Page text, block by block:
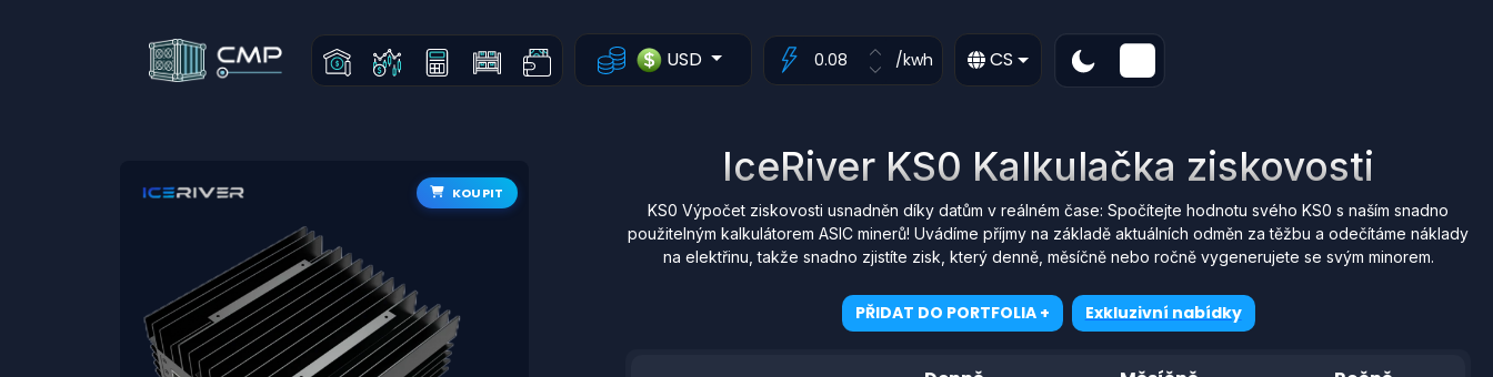
USD /kwh CS
KOUPIT
IceRiver KS0 Kalkulačka ziskovosti
KS0 Výpočet ziskovosti usnadněn díky datům v reálném čase: Spočítejte hodnotu svého KS0 s naším snadno
použitelným kalkulátorem ASIC minerů! Uvádíme příjmy na základě aktuálních odměn za těžbu a odečítáme náklady
na elektřinu, takže snadno zjistíte zisk, který denně, měsíčně nebo ročně vygenerujete se svým minorem.
PŘIDAT DO PORTFOLIA + Exkluzivní nabídky